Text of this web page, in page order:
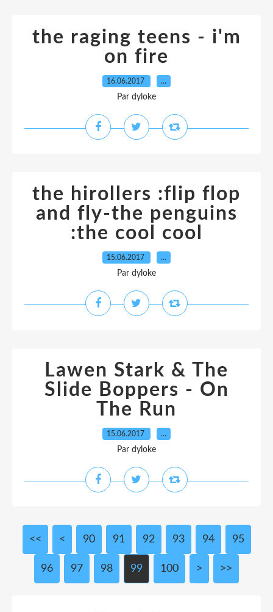
the raging teens - i'm
on fire
16.06.2017 …
Par dyloke
the hirollers :flip flop
and fly-the penguins
:the cool cool
15.06.2017 …
Par dyloke
Lawen Stark & The
Slide Boppers - On
The Run
15.06.2017 …
Par dyloke
<< < 10
20
30
40
50
60
70
80
90 91 92 93 94 95
96 97 98 99 100 200
> >>